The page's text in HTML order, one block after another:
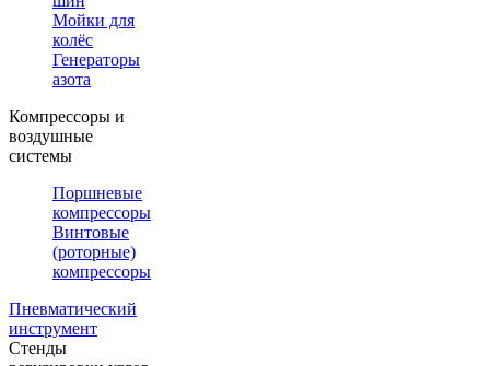
Мойки для
колёс
Генераторы
азота
Компрессоры и
воздушные
системы
Поршневые
компрессоры
Винтовые
(роторные)
компрессоры
Пневматический
инструмент
Стенды